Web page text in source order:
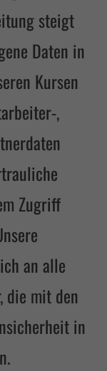
steigt
Daten in
Kursen
,
Zugriff
an alle
die mit den
in